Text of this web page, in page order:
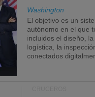
Washington
El objetivo es un
autónomo en el que
incluidos el diseño,
logística, la
conectados